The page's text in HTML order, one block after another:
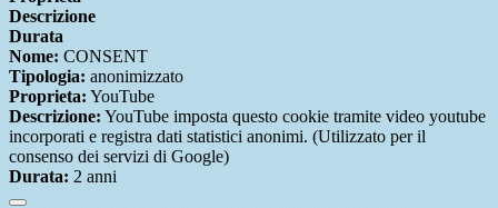
Descrizione
Durata
Nome: CONSENT
Tipologia: anonimizzato
Proprieta: YouTube
Descrizione: YouTube imposta questo cookie tramite video youtube
incorporati e registra dati statistici anonimi. (Utilizzato per il
consenso dei servizi di Google)
Durata: 2 anni